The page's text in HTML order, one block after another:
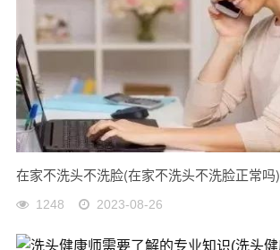
在家不洗头不洗脸(在家不洗头不洗脸正常吗)
1248 2023-08-26